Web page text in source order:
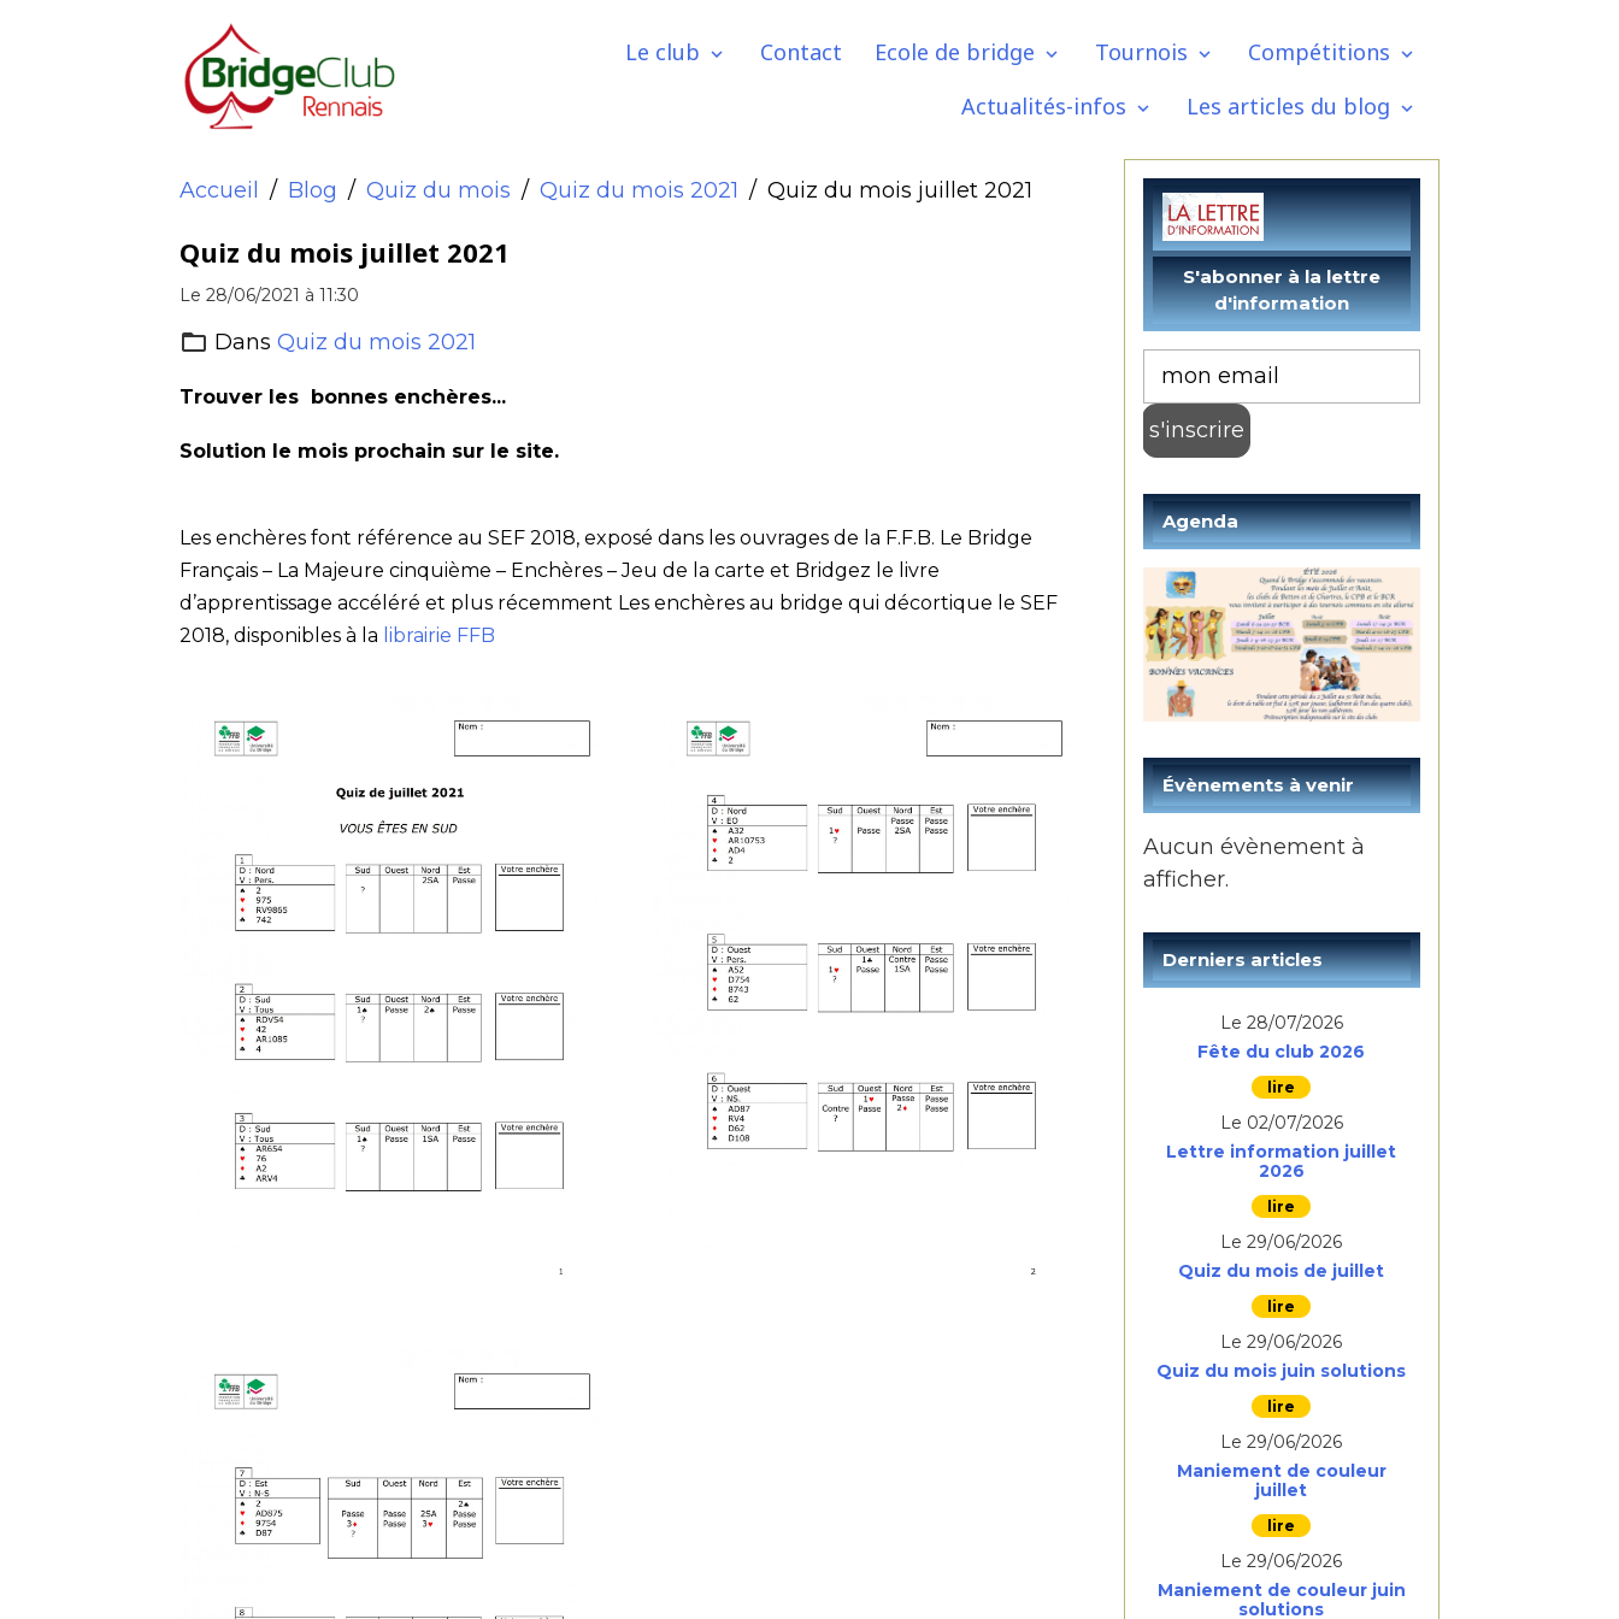
Le club Contact Ecole de bridge Tournois
Compétitions
Actualités-infos
Les articles du blog
Accueil Blog Quiz du mois Quiz du mois 2021 Quiz du mois juillet 2021
Quiz du mois juillet 2021
Le 28/06/2021 à 11:30
DansQuiz du mois 2021
Trouver les bonnes enchères...
Solution le mois prochain sur le site.
Les enchères font référence au SEF 2018, exposé dans les ouvrages de la F.F.B. Le Bridge
Français – La Majeure cinquième – Enchères – Jeu de la carte et Bridgez le livre
d’apprentissage accéléré et plus récemment Les enchères au bridge qui décortique le SEF
2018, disponibles à la librairie FFB
Agenda
Évènements à venir
Aucun évènement à
afficher.
Derniers articles
Le 28/07/2026
Fête du club 2026
Le 02/07/2026
Lettre information juillet
2026
Le 29/06/2026
Quiz du mois de juillet
Le 29/06/2026
Quiz du mois juin solutions
Le 29/06/2026
Maniement de couleur
juillet
Le 29/06/2026
Maniement de couleur juin
solutions